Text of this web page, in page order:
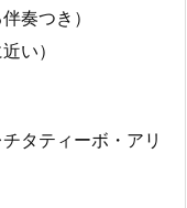
奏つき）
い）
タティーボ・アリ